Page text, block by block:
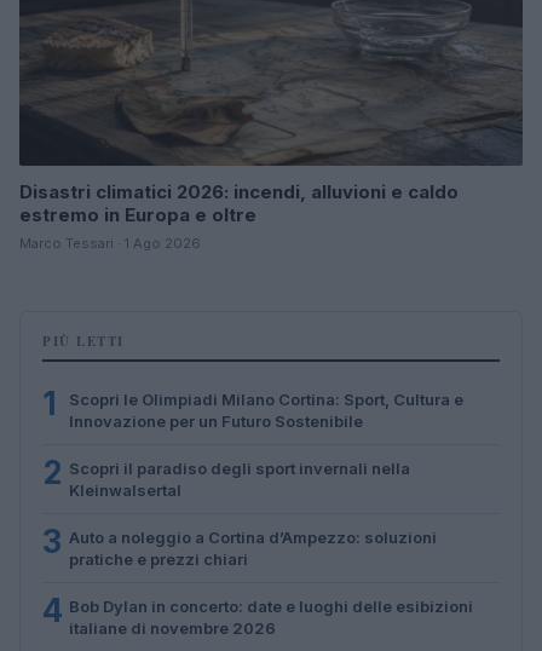
Disastri climatici 2026: incendi, alluvioni e caldo
estremo in Europa e oltre
Marco Tessari · 1 Ago 2026
PIÙ LETTI
1
Scopri le Olimpiadi Milano Cortina: Sport, Cultura e
Innovazione per un Futuro Sostenibile
2 Scopri il paradiso degli sport invernali nella
Kleinwalsertal
3 Auto a noleggio a Cortina d’Ampezzo: soluzioni
pratiche e prezzi chiari
4 Bob Dylan in concerto: date e luoghi delle esibizioni
italiane di novembre 2026